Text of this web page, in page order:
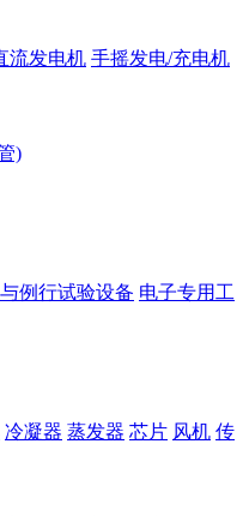
流发电机 手摇发电/充电机
)
例行试验设备 电子专用工
冷凝器 蒸发器 芯片 风机 传